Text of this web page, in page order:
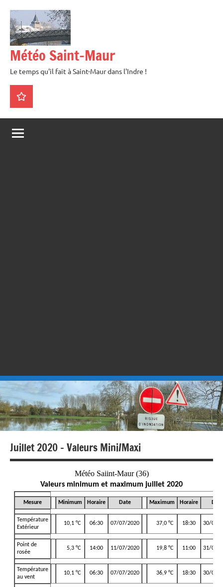
contenu
Météo Saint-Maur
Le temps qu'il fait à Saint-Maur dans l'Indre !
La
météo
en
Juillet 2020 – Valeurs Mini/Maxi